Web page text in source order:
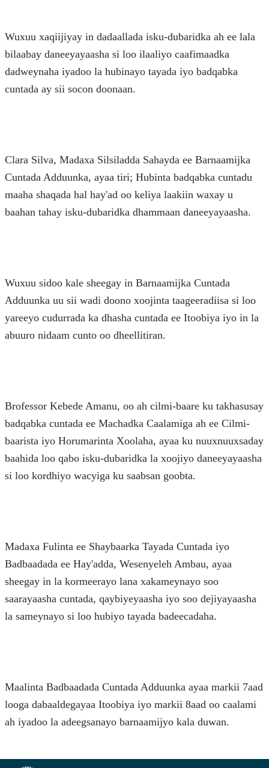
Wuxuu xaqiijiyay in dadaallada isku-dubaridka ah ee lala
bilaabay daneeyayaasha si loo ilaaliyo caafimaadka
dadweynaha iyadoo la hubinayo tayada iyo badqabka
cuntada ay sii socon doonaan.
Clara Silva, Madaxa Silsiladda Sahayda ee Barnaamijka
Cuntada Adduunka, ayaa tiri; Hubinta badqabka cuntadu
maaha shaqada hal hay'ad oo keliya laakiin waxay u
baahan tahay isku-dubaridka dhammaan daneeyayaasha.
Wuxuu sidoo kale sheegay in Barnaamijka Cuntada
Adduunka uu sii wadi doono xoojinta taageeradiisa si loo
yareeyo cudurrada ka dhasha cuntada ee Itoobiya iyo in la
abuuro nidaam cunto oo dheellitiran.
Brofessor Kebede Amanu, oo ah cilmi-baare ku takhasusay
badqabka cuntada ee Machadka Caalamiga ah ee Cilmi-
baarista iyo Horumarinta Xoolaha, ayaa ku nuuxnuuxsaday
baahida loo qabo isku-dubaridka la xoojiyo daneeyayaasha
si loo kordhiyo wacyiga ku saabsan goobta.
Madaxa Fulinta ee Shaybaarka Tayada Cuntada iyo
Badbaadada ee Hay'adda, Wesenyeleh Ambau, ayaa
sheegay in la kormeerayo lana xakameynayo soo
saarayaasha cuntada, qaybiyeyaasha iyo soo dejiyayaasha
la sameynayo si loo hubiyo tayada badeecadaha.
Maalinta Badbaadada Cuntada Adduunka ayaa markii 7aad
looga dabaaldegayaa Itoobiya iyo markii 8aad oo caalami
ah iyadoo la adeegsanayo barnaamijyo kala duwan.